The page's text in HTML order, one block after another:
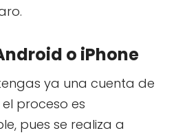
o iPhone
ya una cuenta de
proceso es
pues se realiza a